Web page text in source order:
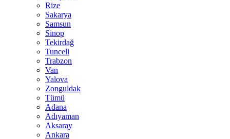
Rize
Sakarya
Samsun
Sinop
Tekirdağ
Tunceli
Trabzon
Van
Yalova
Zonguldak
Tümü
Adana
Adıyaman
Aksaray
Ankara